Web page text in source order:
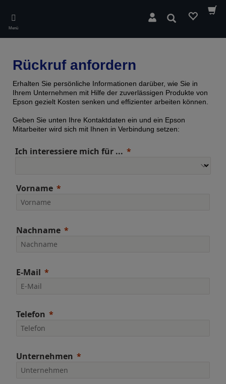
main
content
Menü
Suchen
Rückruf anfordern
Erhalten Sie persönliche Informationen darüber, wie Sie in
Ihrem Unternehmen mit Hilfe der zuverlässigen Produkte von
Epson gezielt Kosten senken und effizienter arbeiten können.
Geben Sie unten Ihre Kontaktdaten ein und ein Epson
Mitarbeiter wird sich mit Ihnen in Verbindung setzen:
Ich interessiere mich für ...
Vorname
Nachname
E-Mail
Telefon
Unternehmen